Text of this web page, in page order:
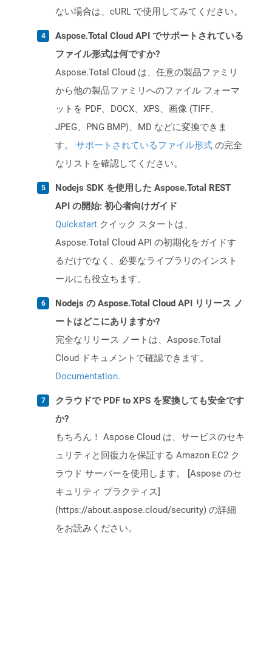
ない場合は、cURL で使用してみてください。
Aspose.Total Cloud API でサポートされている
ファイル形式は何ですか?
Aspose.Total Cloud は、任意の製品ファミリ
から他の製品ファミリへのファイル フォーマ
ットを PDF、DOCX、XPS、画像 (TIFF、
JPEG、PNG BMP)、MD などに変換できま
す。 サポートされているファイル形式 の完全
なリストを確認してください。
Nodejs SDK を使用した Aspose.Total REST
API の開始: 初心者向けガイド
Quickstart クイック スタートは、
Aspose.Total Cloud API の初期化をガイドす
るだけでなく、必要なライブラリのインスト
ールにも役立ちます。
Nodejs の Aspose.Total Cloud API リリース ノ
ートはどこにありますか?
完全なリリース ノートは、Aspose.Total
Cloud ドキュメントで確認できます。
Documentation.
クラウドで PDF to XPS を変換しても安全です
か?
もちろん！ Aspose Cloud は、サービスのセキ
ュリティと回復力を保証する Amazon EC2 ク
ラウド サーバーを使用します。 [Aspose のセ
キュリティ プラクティス]
(https://about.aspose.cloud/security) の詳細
をお読みください。